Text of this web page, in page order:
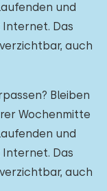
und
Internet. Das
auch
Bleiben
Wochenmitte
und
Internet. Das
auch